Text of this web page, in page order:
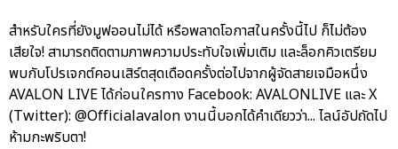
สำหรับใครที่ยังมูฟออนไม่ได้ หรือพลาดโอกาสในครั้งนี้ไป ก็ไม่ต้อง
เสียใจ! สามารถติดตามภาพความประทับใจเพิ่มเติม และล็อกคิวเตรียม
พบกับโปรเจกต์คอนเสิร์ตสุดเดือดครั้งต่อไปจากผู้จัดสายเจมือหนึ่ง
AVALON LIVE ได้ก่อนใครทาง Facebook: AVALONLIVE และ X
(Twitter): @Officialavalon งานนี้บอกได้คำเดียวว่า... ไลน์อัปถัดไป
ห้ามกะพริบตา!